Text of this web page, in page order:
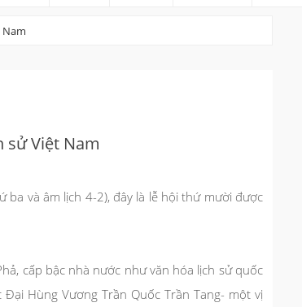
Nam
sử Việt Nam
và âm lịch 4-2), đây là lễ hội thứ mười được
cấp bậc nhà nước như văn hóa lịch sử quốc
Hùng Vương Trần Quốc Trần Tang- một vị